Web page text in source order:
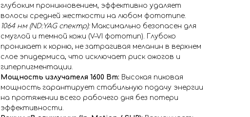
глубоким проникновением, эффективно удаляет
волосы средней жесткости на любом фототипе.
1064 нм (ND:YAG спектр):Максимально безопасен для
смуглой и темной кожи (V–VI фототип). Глубоко
проникает к корню, не затрагивая меланин в верхнем
слое эпидермиса, что исключает риск ожогов и
гиперпигментации.
Мощность излучателя 1600 Вт: Высокая пиковая
мощность гарантирует стабильную подачу энергии
на протяжении всего рабочего дня без потери
эффективности.